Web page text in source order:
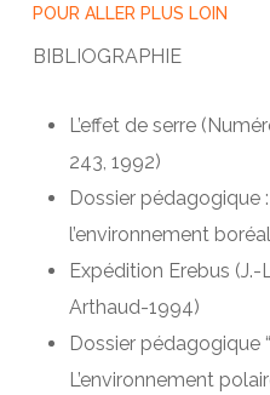
POUR ALLER PLUS LOIN
BIBLIOGRAPHIE
L’effet de serre
243, 1992)
Dossier pédagogique
l’environnement
Expédition Erebus
Arthaud-1994)
Dossier pédagogique
L’environnement